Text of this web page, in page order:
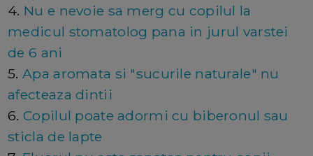
4. Nu e nevoie sa merg cu copilul la
medicul stomatolog pana in jurul varstei
de 6 ani
5.Apa aromata si "sucurile naturale" nu
afecteaza dintii
6.Copilul poate adormi cu biberonul sau
sticla de lapte